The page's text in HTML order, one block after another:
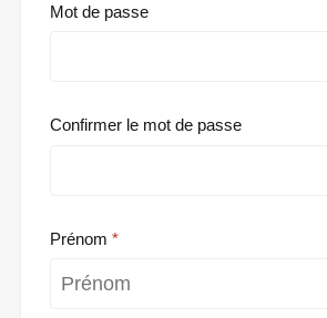
Mot de passe
Confirmer le mot de passe
Prénom